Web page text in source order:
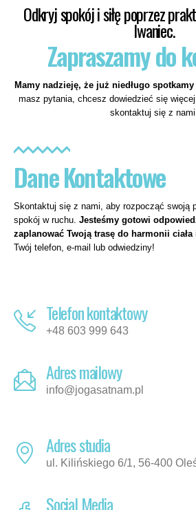
Odkryj spokój i siłę poprzez
Iwaniec.
Zapraszamy do
Mamy nadzieję, że już niedługo
masz pytania, chcesz dowiedzieć się
skontaktuj się z
Dane Kontaktowe
Skontaktuj się z nami, aby rozpocząć swoją
spokój w ruchu. Jesteśmy gotowi
zaplanować Twoją trasę do harmonii ciała
Twój telefon, e-mail lub odwiedziny!
Telefon kontaktowy
+48 603 999 643
Adres mailowy
info@jogasatnam.pl
Adres studia
ul. Kilińskiego 6/1, 56-400
Social Media